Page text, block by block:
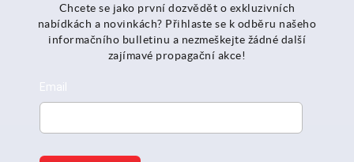
Chcete se jako první dozvědět o exkluzivních
nabídkách a novinkách? Přihlaste se k odběru našeho
informačního bulletinu a nezmeškejte žádné další
zajímavé propagační akce!